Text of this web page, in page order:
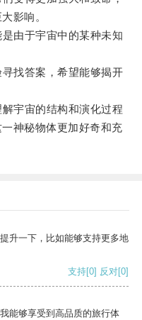
影响。
由于宇宙中的某种未知
找答案，希望能够揭开
宇宙的结构和演化过程
神秘物体更加好奇和充
升一下，比如能够支持更多地
支持[0] 反对[0]
能够享受到高品质的旅行体